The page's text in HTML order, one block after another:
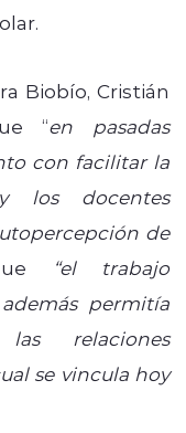
Biobío,Cristián
“en pasadas
con facilitar la
los docentes
de
“el trabajo
permitía
relaciones
se vincula hoy